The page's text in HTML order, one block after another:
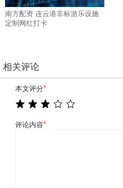
南方配资 连云港非标游乐设施
定制网红打卡
相关评论
本文评分*
评论内容*